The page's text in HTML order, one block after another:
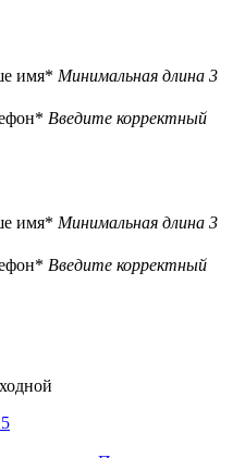
имя* Минимальная длина 3
Введите корректный
имя* Минимальная длина 3
Введите корректный